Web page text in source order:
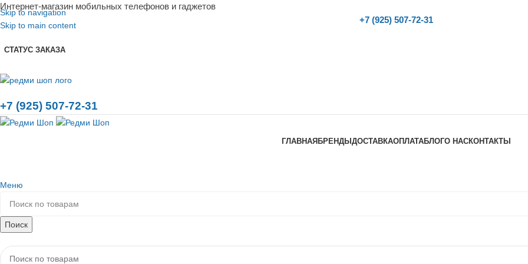
Skip to navigation
Skip to main content
Интернет-магазин мобильных телефонов и гаджетов
+7 (925) 507-72-31
СТАТУС ЗАКАЗА
+7 (925) 507-72-31
ГЛАВНАЯБРЕНДЫДОСТАВКАОПЛАТАБЛОГО НАСКОНТАКТЫ
Меню
Поиск